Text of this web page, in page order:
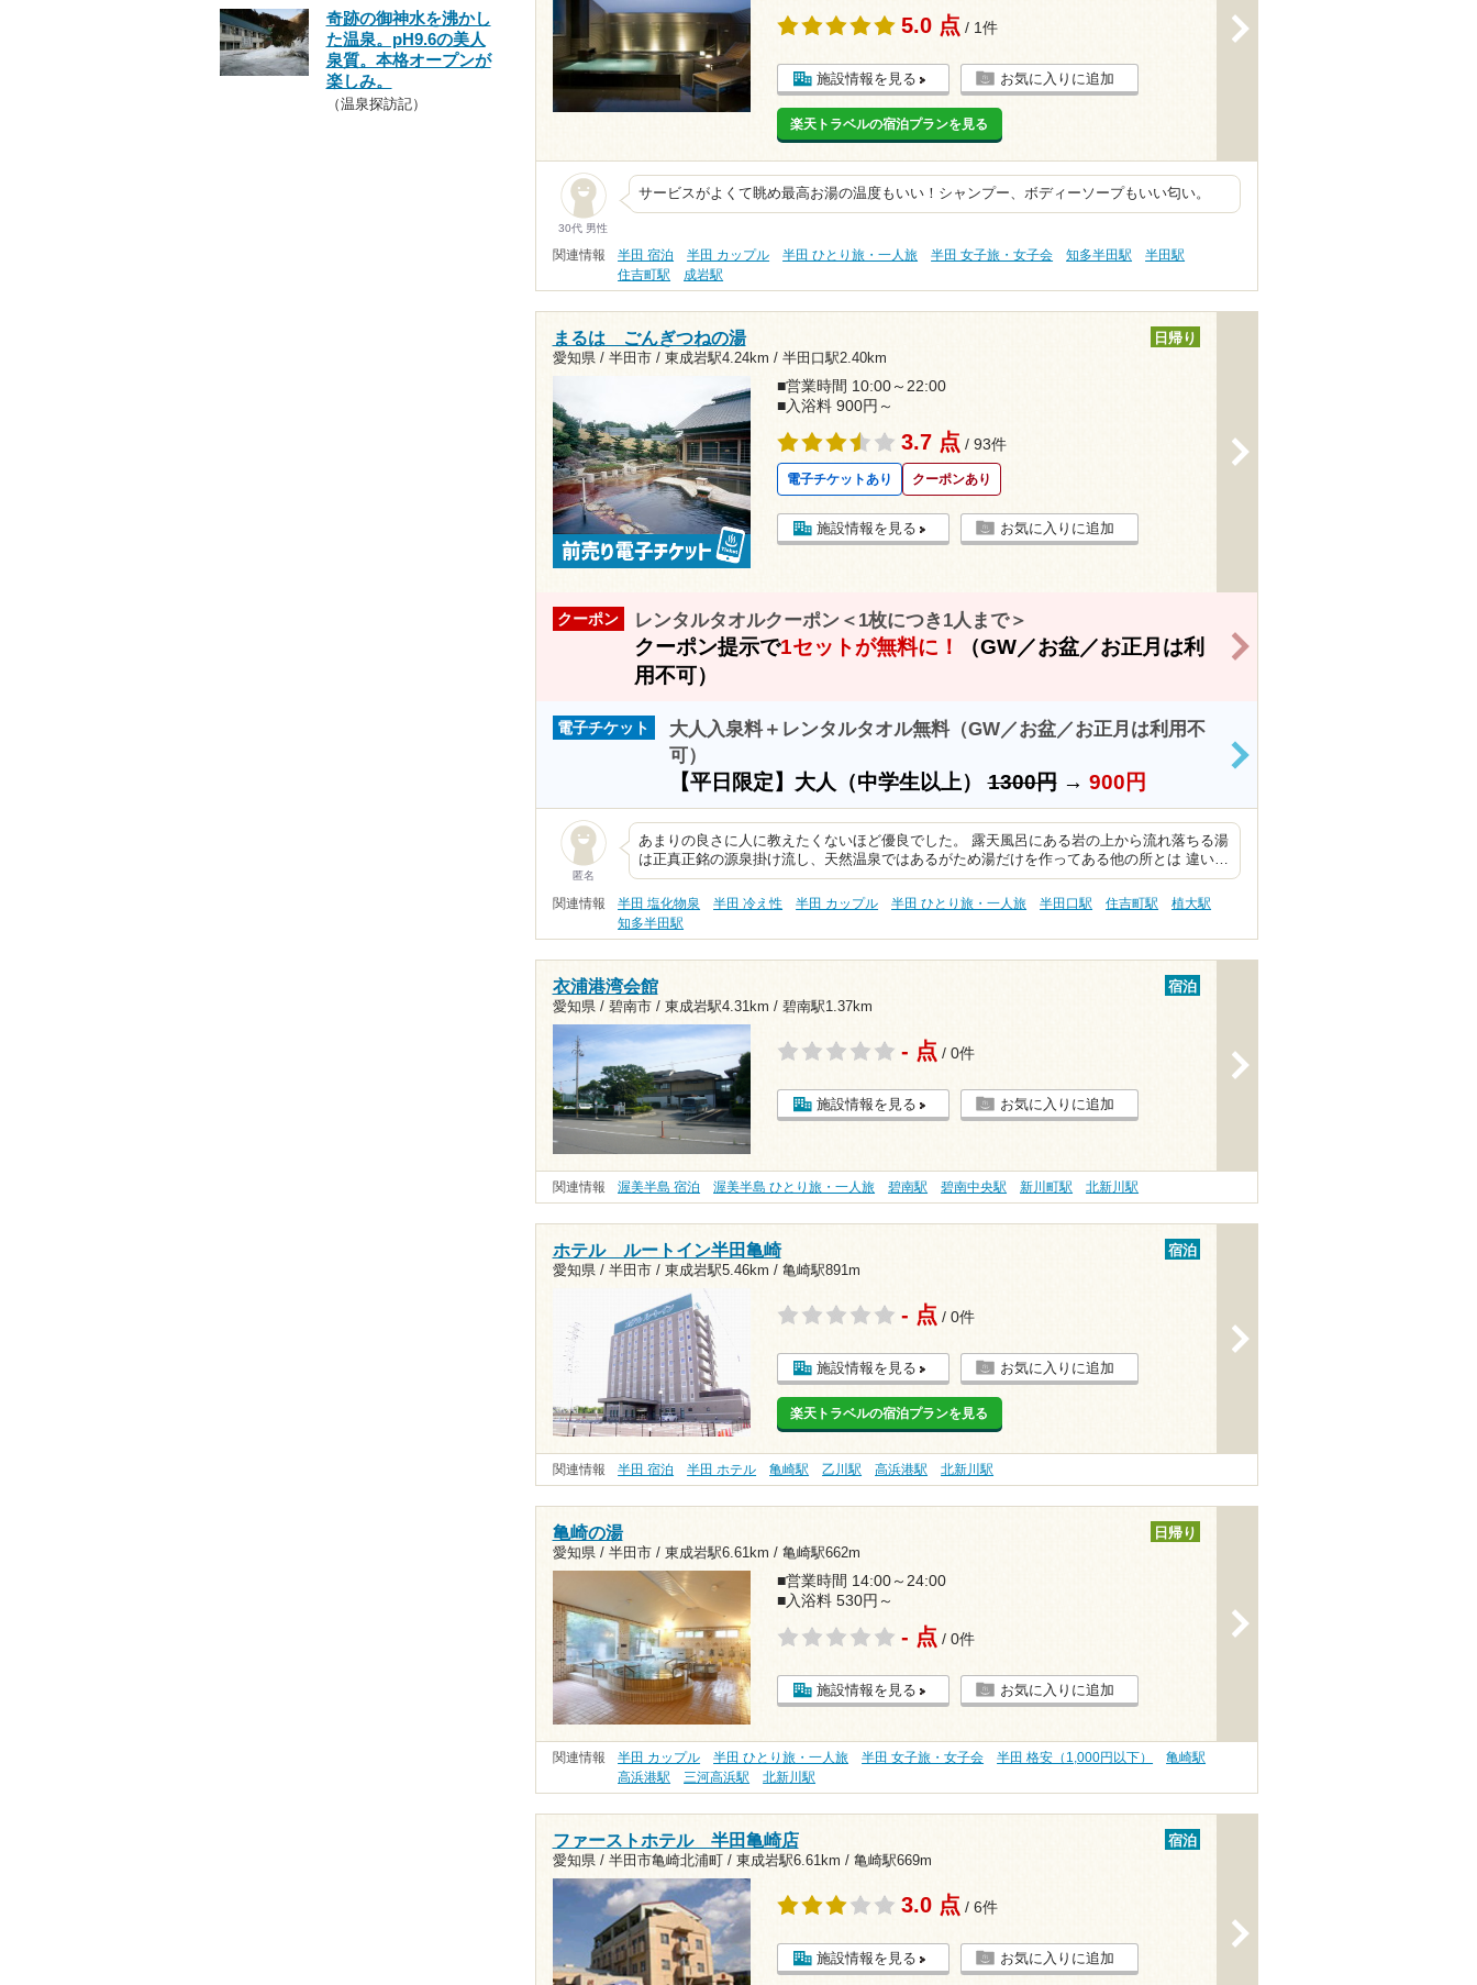
5.0 点 / 1件
施設情報を見る お気に入りに追加
楽天トラベルの宿泊プランを見る
30代 男性
サービスがよくて眺め最高お湯の温度もいい！シャンプー、ボディーソープもいい匂い。
関連情報 半田 宿泊 半田 カップル 半田 ひとり旅・一人旅 半田 女子旅・女子会 知多半田駅
半田駅
住吉町駅
成岩駅
まるは ごんぎつねの湯
愛知県 / 半田市 / 東成岩駅4.24km / 半田口駅2.40km
日帰り
■営業時間 10:00～22:00
■入浴料 900円～
3.7 点 / 93件
電子チケットあり クーポンあり
施設情報を見る お気に入りに追加
クーポン レンタルタオルクーポン＜1枚につき1人まで＞
クーポン提示で1セットが無料に！
（GW／お盆／お正月は利
用不可）
電子チケット
大人入泉料＋レンタルタオル無料（GW／お盆／お正月は利用不
可）
【平日限定】大人（中学生以上）1300円→ 900円
>
匿名
あまりの良さに人に教えたくないほど優良でした。 露天風呂にある岩の上から流れ落ちる湯
は正真正銘の源泉掛け流し、天然温泉ではあるがため湯だけを作ってある他の所とは 違い…
関連情報 半田 塩化物泉 半田 冷え性 半田 カップル 半田 ひとり旅・一人旅 半田口駅 住吉町駅
植大駅
知多半田駅
衣浦港湾会館
愛知県 / 碧南市 / 東成岩駅4.31km / 碧南駅1.37km
宿泊
- 点 / 0件
施設情報を見る お気に入りに追加
関連情報 渥美半島 宿泊 渥美半島 ひとり旅・一人旅 碧南駅 碧南中央駅 新川町駅 北新川駅
ホテル ルートイン半田亀崎
愛知県 / 半田市 / 東成岩駅5.46km / 亀崎駅891m
宿泊
- 点 / 0件
施設情報を見る お気に入りに追加
楽天トラベルの宿泊プランを見る
関連情報 半田 宿泊 半田 ホテル 亀崎駅 乙川駅 高浜港駅 北新川駅
亀崎の湯
愛知県 / 半田市 / 東成岩駅6.61km / 亀崎駅662m
日帰り
■営業時間 14:00～24:00
■入浴料 530円～
- 点 / 0件
施設情報を見る お気に入りに追加
関連情報 半田 カップル 半田 ひとり旅・一人旅 半田 女子旅・女子会 半田 格安（1,000円以下）
亀崎駅
高浜港駅
三河高浜駅 北新川駅
ファーストホテル 半田亀崎店
愛知県 / 半田市亀崎北浦町 / 東成岩駅6.61km / 亀崎駅669m
宿泊
3.0 点 / 6件
施設情報を見る お気に入りに追加
奇跡の御神水を沸かし
た温泉。pH9.6の美人
泉質。本格オープンが
楽しみ。
（温泉探訪記）